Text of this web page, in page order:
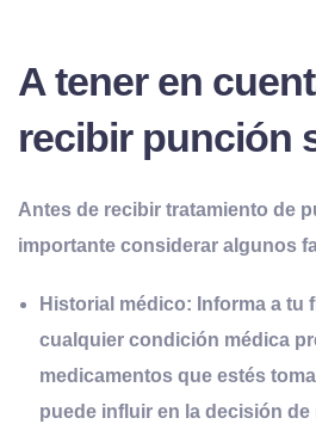
A tener en
recibir punción
Antes de recibir tratamiento de
importante considerar algunos
Historial médico: Informa a tu
cualquier condición médica
medicamentos que estés
puede influir en la decisión